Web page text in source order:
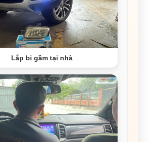
Lắp bi gầm tại nhà